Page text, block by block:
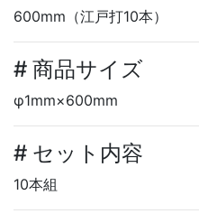
600mm（江戸打10本）
# 商品サイズ
φ1mm×600mm
# セット内容
10本組